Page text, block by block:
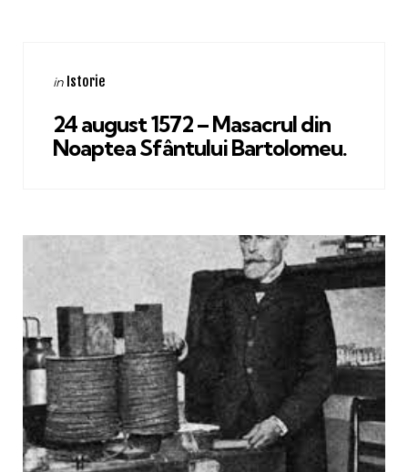
Categories
Posted
in Istorie
24 august 1572 – Masacrul din
Noaptea Sfântului Bartolomeu.